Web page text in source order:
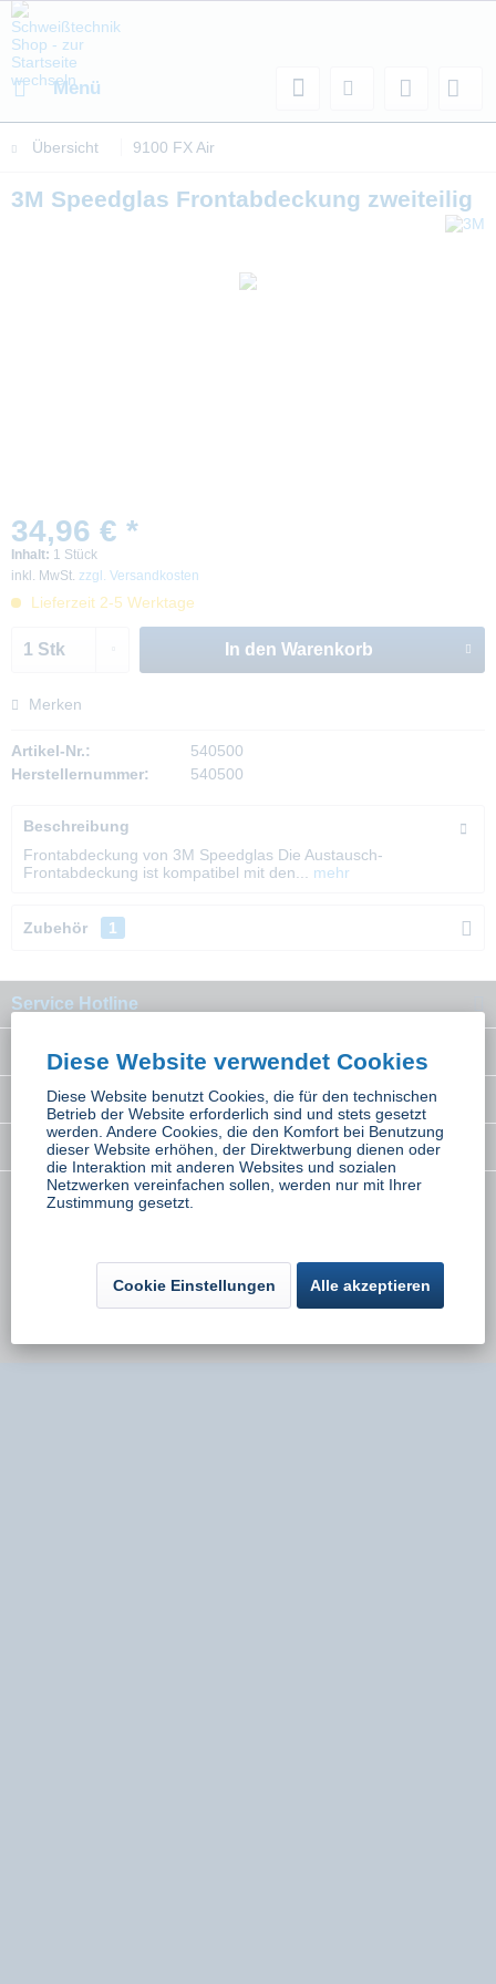
Menü
Übersicht 9100 FX Air
3M Speedglas Frontabdeckung zweiteilig
34,96 € *
Inhalt: 1 Stück
inkl. MwSt. zzgl. Versandkosten
Lieferzeit 2-5 Werktage
In den Warenkorb
Merken
Artikel-Nr.:
540500
Herstellernummer:
540500
Beschreibung
Frontabdeckung von 3M Speedglas Die Austausch-
Frontabdeckung ist kompatibel mit den...
mehr
Zubehör 1
Service Hotline
Interessantes
Rechtliches
Newsletter
* Alle Preise inkl. gesetzl. Mehrwertsteuer zzgl.
Kontakt Versand und Zahlungsbedingungen
Widerrufsbelehrung Datenschutz AGB Impressum
Diese Website verwendet Cookies
Diese Website benutzt Cookies, die für den technischen
Betrieb der Website erforderlich sind und stets gesetzt
werden. Andere Cookies, die den Komfort bei Benutzung
dieser Website erhöhen, der Direktwerbung dienen oder
die Interaktion mit anderen Websites und sozialen
Netzwerken vereinfachen sollen, werden nur mit Ihrer
Zustimmung gesetzt.
Cookie Einstellungen Alle akzeptieren